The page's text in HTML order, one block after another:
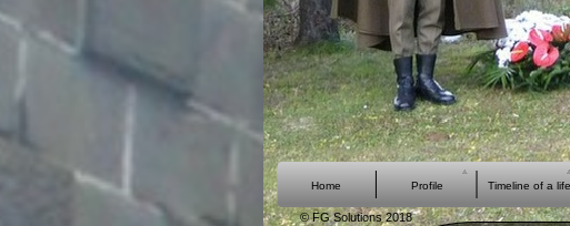
Home Profile Timeline of a life
© FG Solutions 2018